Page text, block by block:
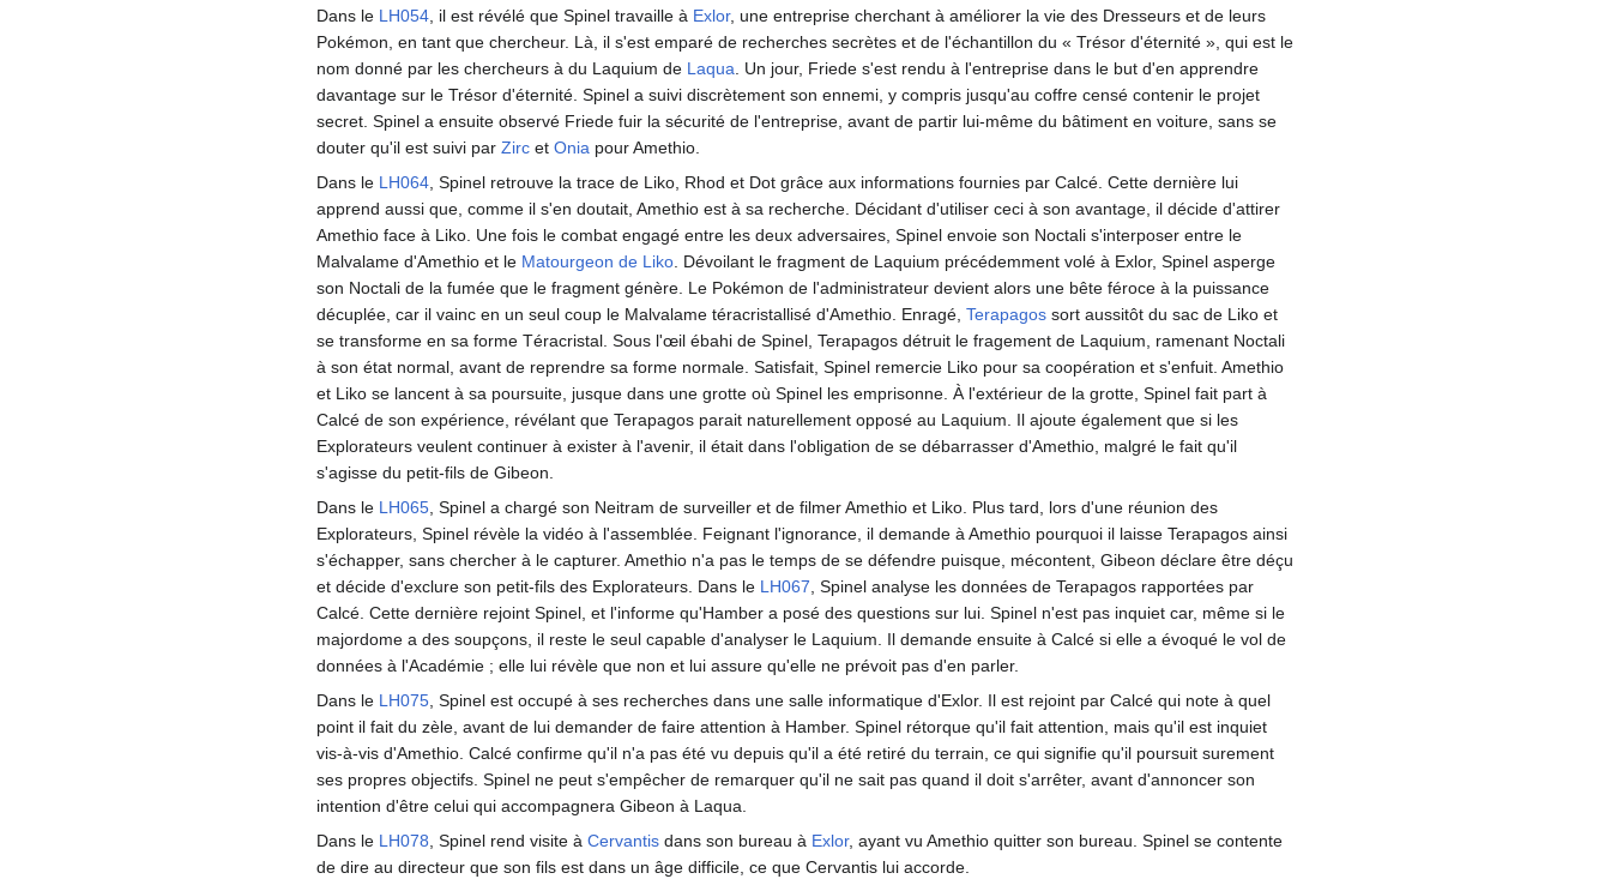
Dans le LH054, il est révélé que Spinel travaille à Exlor, une entreprise cherchant à améliorer la vie des Dresseurs et de leurs
Pokémon, en tant que chercheur. Là, il s'est emparé de recherches secrètes et de l'échantillon du « Trésor d'éternité », qui est le
nom donné par les chercheurs à du Laquium de Laqua. Un jour, Friede s'est rendu à l'entreprise dans le but d'en apprendre
davantage sur le Trésor d'éternité. Spinel a suivi discrètement son ennemi, y compris jusqu'au coffre censé contenir le projet
secret. Spinel a ensuite observé Friede fuir la sécurité de l'entreprise, avant de partir lui-même du bâtiment en voiture, sans se
douter qu'il est suivi par Zirc et Onia pour Amethio.
Dans le LH064, Spinel retrouve la trace de Liko, Rhod et Dot grâce aux informations fournies par Calcé. Cette dernière lui
apprend aussi que, comme il s'en doutait, Amethio est à sa recherche. Décidant d'utiliser ceci à son avantage, il décide d'attirer
Amethio face à Liko. Une fois le combat engagé entre les deux adversaires, Spinel envoie son Noctali s'interposer entre le
Malvalame d'Amethio et le Matourgeon de Liko. Dévoilant le fragment de Laquium précédemment volé à Exlor, Spinel asperge
son Noctali de la fumée que le fragment génère. Le Pokémon de l'administrateur devient alors une bête féroce à la puissance
décuplée, car il vainc en un seul coup le Malvalame téracristallisé d'Amethio. Enragé, Terapagos sort aussitôt du sac de Liko et
se transforme en sa forme Téracristal. Sous l'œil ébahi de Spinel, Terapagos détruit le fragement de Laquium, ramenant Noctali
à son état normal, avant de reprendre sa forme normale. Satisfait, Spinel remercie Liko pour sa coopération et s'enfuit. Amethio
et Liko se lancent à sa poursuite, jusque dans une grotte où Spinel les emprisonne. À l'extérieur de la grotte, Spinel fait part à
Calcé de son expérience, révélant que Terapagos parait naturellement opposé au Laquium. Il ajoute également que si les
Explorateurs veulent continuer à exister à l'avenir, il était dans l'obligation de se débarrasser d'Amethio, malgré le fait qu'il
s'agisse du petit-fils de Gibeon.
Dans le LH065, Spinel a chargé son Neitram de surveiller et de filmer Amethio et Liko. Plus tard, lors d'une réunion des
Explorateurs, Spinel révèle la vidéo à l'assemblée. Feignant l'ignorance, il demande à Amethio pourquoi il laisse Terapagos ainsi
s'échapper, sans chercher à le capturer. Amethio n'a pas le temps de se défendre puisque, mécontent, Gibeon déclare être déçu
et décide d'exclure son petit-fils des Explorateurs. Dans le LH067, Spinel analyse les données de Terapagos rapportées par
Calcé. Cette dernière rejoint Spinel, et l'informe qu'Hamber a posé des questions sur lui. Spinel n'est pas inquiet car, même si le
majordome a des soupçons, il reste le seul capable d'analyser le Laquium. Il demande ensuite à Calcé si elle a évoqué le vol de
données à l'Académie ; elle lui révèle que non et lui assure qu'elle ne prévoit pas d'en parler.
Dans le LH075, Spinel est occupé à ses recherches dans une salle informatique d'Exlor. Il est rejoint par Calcé qui note à quel
point il fait du zèle, avant de lui demander de faire attention à Hamber. Spinel rétorque qu'il fait attention, mais qu'il est inquiet
vis-à-vis d'Amethio. Calcé confirme qu'il n'a pas été vu depuis qu'il a été retiré du terrain, ce qui signifie qu'il poursuit surement
ses propres objectifs. Spinel ne peut s'empêcher de remarquer qu'il ne sait pas quand il doit s'arrêter, avant d'annoncer son
intention d'être celui qui accompagnera Gibeon à Laqua.
Dans le LH078, Spinel rend visite à Cervantis dans son bureau à Exlor, ayant vu Amethio quitter son bureau. Spinel se contente
de dire au directeur que son fils est dans un âge difficile, ce que Cervantis lui accorde.